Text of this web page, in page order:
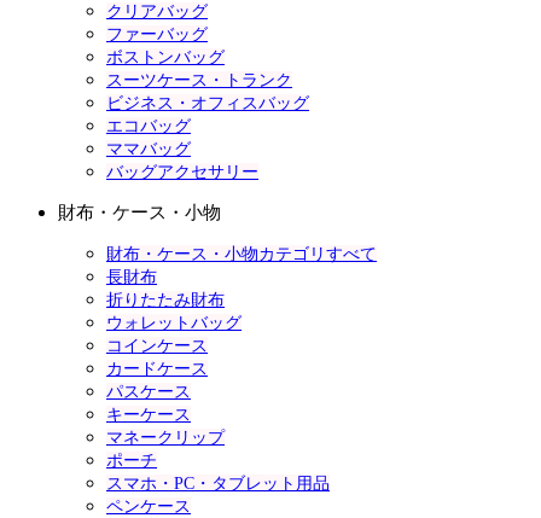
クリアバッグ
ファーバッグ
ボストンバッグ
スーツケース・トランク
ビジネス・オフィスバッグ
エコバッグ
ママバッグ
バッグアクセサリー
財布・ケース・小物
財布・ケース・小物カテゴリすべて
長財布
折りたたみ財布
ウォレットバッグ
コインケース
カードケース
パスケース
キーケース
マネークリップ
ポーチ
スマホ・PC・タブレット用品
ペンケース